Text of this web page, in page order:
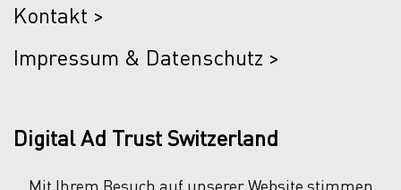
Kontakt >
Impressum & Datenschutz >
Digital Ad Trust Switzerland
Mit Ihrem Besuch auf unserer Website stimmen